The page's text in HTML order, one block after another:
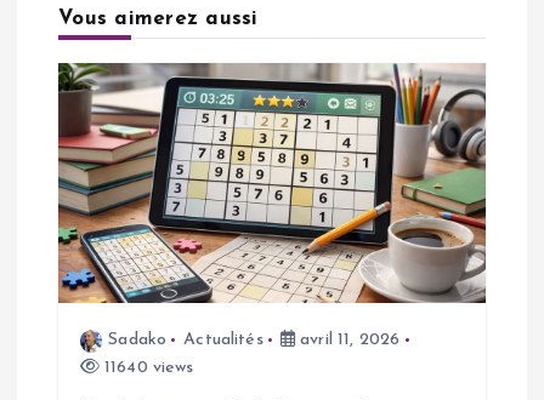
t
o
n
d
Vous aimerez aussi
Sadako Actualités
avril 11, 2026
11640 views